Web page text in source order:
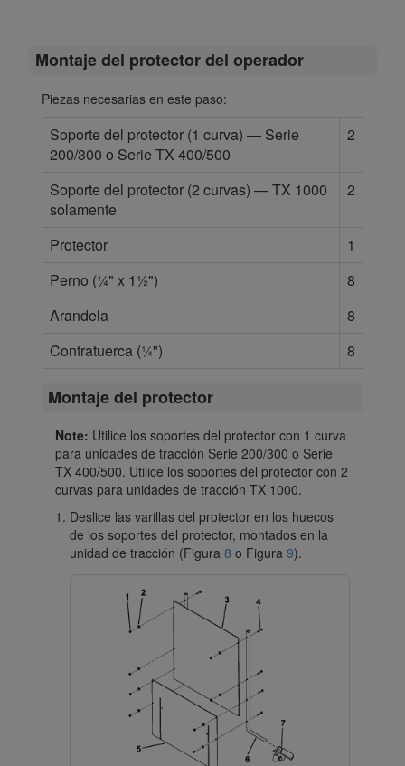
Montaje del protector del operador
Piezas necesarias en este paso:
Soporte del protector (1 curva) — Serie
200/300 o Serie TX 400/500
2
Soporte del protector (2 curvas) — TX 1000
solamente
2
Protector
1
Perno (¼" x 1½")
8
Arandela
8
Contratuerca (¼")
8
Montaje del protector
Note: Utilice los soportes del protector con 1 curva
para unidades de tracción Serie 200/300 o Serie
TX 400/500. Utilice los soportes del protector con 2
curvas para unidades de tracción TX 1000.
Deslice las varillas del protector en los huecos
de los soportes del protector, montados en la
unidad de tracción (Figura8 o Figura9).